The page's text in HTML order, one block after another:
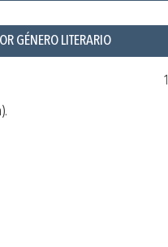
GÉNERO LITERARIO